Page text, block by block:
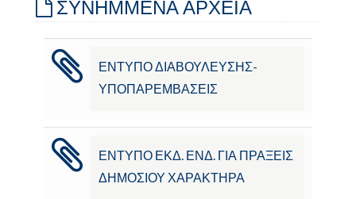
ΣΥΝΗΜΜΕΝΑ ΑΡΧΕΙΑ
ΕΝΤΥΠΟ ΔΙΑΒΟΥΛΕΥΣΗΣ-
ΥΠΟΠΑΡΕΜΒΑΣΕΙΣ
ΕΝΤΥΠΟ ΕΚΔ. ΕΝΔ. ΓΙΑ ΠΡΑΞΕΙΣ
ΔΗΜΟΣΙΟΥ ΧΑΡΑΚΤΗΡΑ